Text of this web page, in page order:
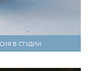
В СТУДИИ